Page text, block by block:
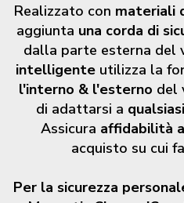
Realizzato con materiali
aggiunta una corda di
dalla parte esterna del
intelligente utilizza la
l'interno & l'esterno del
di adattarsi a
Assicura affidabilità
acquisto su cui
Per la sicurezza